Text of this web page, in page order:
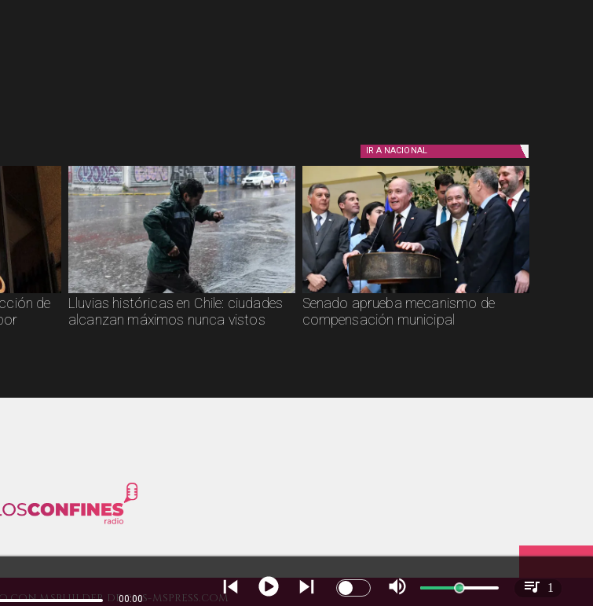
IR A NACIONAL
de
Lluvias históricas en Chile: ciudades
alcanzan máximos nunca vistos
Senado aprueba mecanismo de
compensación municipal
CON MSBUILDER DE CMS-MSPRESS.COM
00:00
1